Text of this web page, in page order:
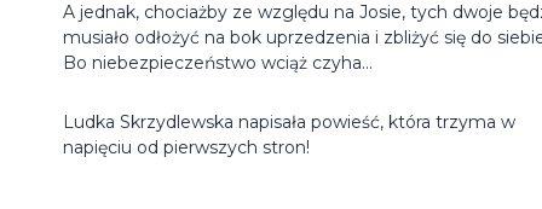
A jednak, chociażby ze względu na Josie, tych dwoje
musiało odłożyć na bok uprzedzenia i zbliżyć się do
Bo niebezpieczeństwo wciąż czyha...
Ludka Skrzydlewska napisała powieść, która trzyma w
napięciu od pierwszych stron!